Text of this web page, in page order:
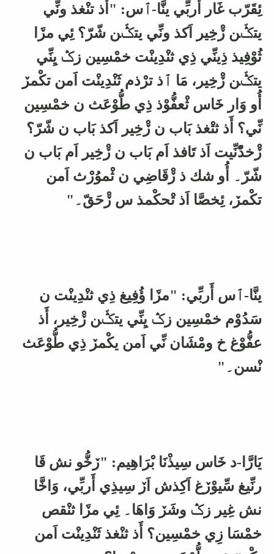
ئِقَرّب غَار أَربِّي ينَّا-ٱس: "أَذ تنْغذ ونِّي
يتݣّن ڒْخِير اَكذ ونِّي يتݣّن شّرّ؟ ئِي مڒَا
ثُوْفِيذ ذِينِّي ذِي ثنْدِينْت خمْسِين زݣ يِنِّي
يتݣّن ڒْخِير، مَا ٱذ ترْذم ثَنْدِينْت اَمن تكْمڒ
أُو وَار خَاس ثْعفُّوْذ ذِي طُّوْعَث ن خمْسِين
نِّي؟ أَذ ثتْغذ بَاب ن ڒْخِير اَكذ بَاب ن شّرّ؟
ڒْخدّْنِّيت اَذ تَافذ اَم بَاب ن ڒْخِير اَم بَاب ن
شّرّ۔ أُو شك ذ ڒْقَاضِي ن ثْموُرْث اَمن
تكْمڒ، ئِخصَّا اَذ تْحكْمذ س ڒْحَقّ۔"
ينَّا-ٱس أَربِّي: "مڒَا ؤُفِيغ ذِي ثنْدِينْت ن
سَدُوْم خمْسِين زݣ يِنِّي يتݣّن ڒْخِير، أَذ
عفُّوْغ خ ومْشَان نِّي اَمن يكْمڒ ذِي طُّوْعَث
نْسن۔"
يَارَّا-د خَاس سِيذْنَا بْرَاهِيم: "ڒخُّو نش قَا
رنِّيغ سِّيوْڒغ اَكِذش اَڒ سِيذِي أَربِّي، وَاخَّا
نش غِير زݣ وشَڒ وَاهَا۔ ئِي مڒَا ثنْقص
خمْسَا زِي خمْسِين؟ أَذ ثنْغذ ثَنْدِينْت اَمن